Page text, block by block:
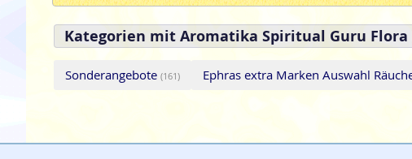
Kategorien mit Aromatika Spiritual Guru Flora
Sonderangebote (161) Ephras extra Marken Auswahl